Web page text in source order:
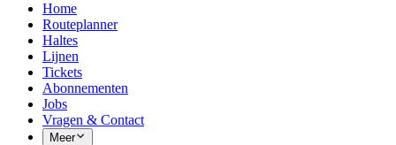
Home
Routeplanner
Haltes
Lijnen
Tickets
Abonnementen
Jobs
Vragen & Contact
Meer